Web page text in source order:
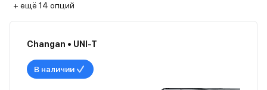
+ ещё 14 опций
Changan • UNI-T
В наличии